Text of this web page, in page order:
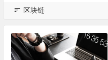
区块链